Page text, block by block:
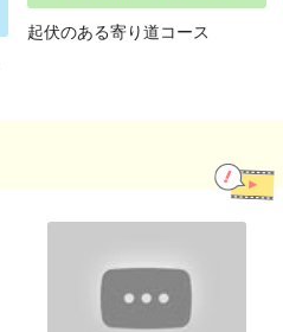
起伏のある寄り道コース